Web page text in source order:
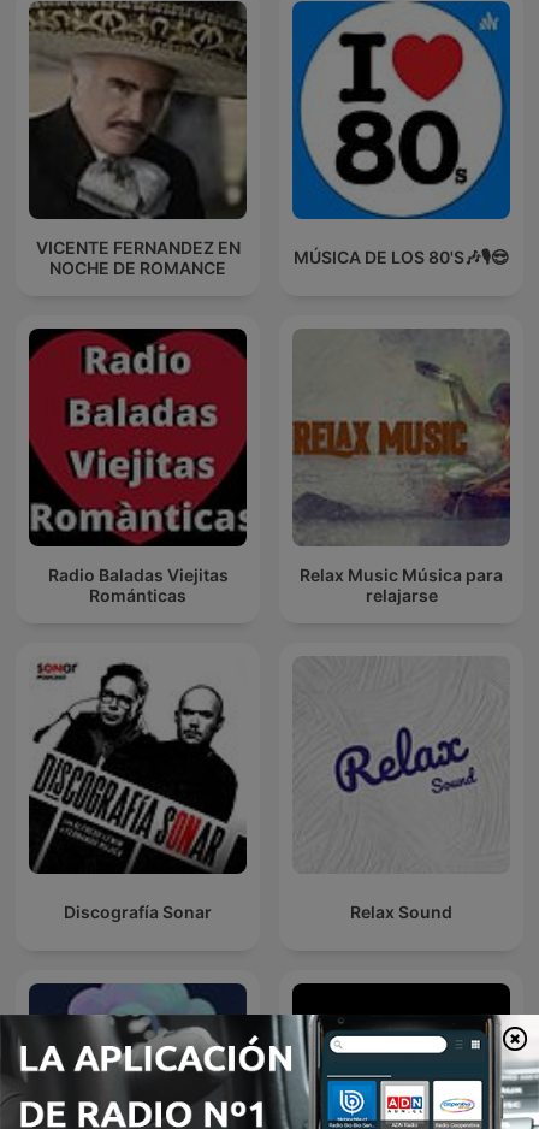
VICENTE FERNANDEZ EN
NOCHE DE ROMANCE
MÚSICA DE LOS 80'S🎶🎙️😎
Radio Baladas Viejitas
Románticas
Relax Music Música para
relajarse
Discografía Sonar Relax Sound